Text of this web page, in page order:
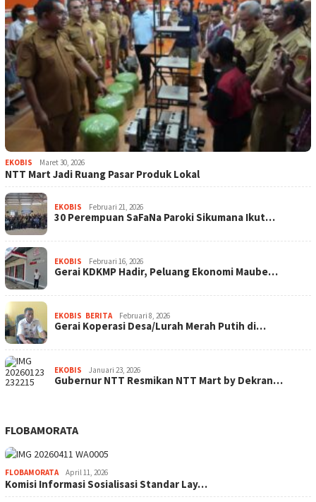
EKOBIS Maret 30, 2026
NTT Mart Jadi Ruang Pasar Produk Lokal
EKOBIS Februari 21, 2026
30 Perempuan SaFaNa Paroki Sikumana Ikut…
EKOBIS Februari 16, 2026
Gerai KDKMP Hadir, Peluang Ekonomi Maube…
EKOBIS BERITA Februari 8, 2026
Gerai Koperasi Desa/Lurah Merah Putih di…
EKOBIS Januari 23, 2026
Gubernur NTT Resmikan NTT Mart by Dekran…
FLOBAMORATA
FLOBAMORATA April 11, 2026
Komisi Informasi Sosialisasi Standar Lay…